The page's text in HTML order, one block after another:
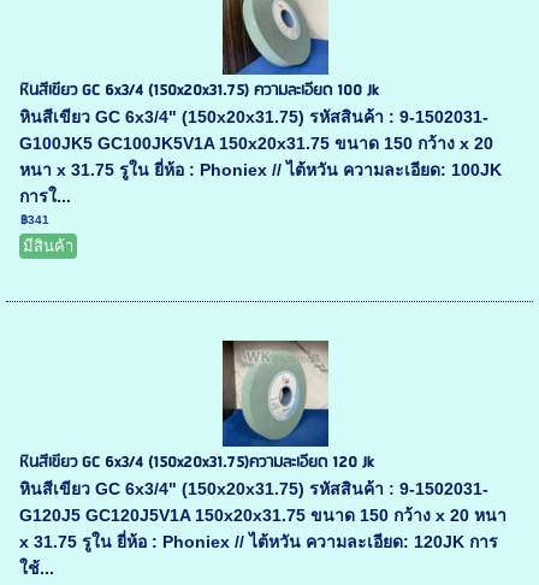
หินสีเขียว GC 6x3/4 (150x20x31.75) ความละเอียด 100 Jk
หินสีเขียว GC 6x3/4" (150x20x31.75) รหัสสินค้า : 9-1502031-
G100JK5 GC100JK5V1A 150x20x31.75 ขนาด 150 กว้าง x 20
หนา x 31.75 รูใน ยี่ห้อ : Phoniex // ไต้หวัน ความละเอียด: 100JK
การใ...
฿341
มีสินค้า
หินสีเขียว GC 6x3/4 (150x20x31.75)ความละเอียด 120 Jk
หินสีเขียว GC 6x3/4" (150x20x31.75) รหัสสินค้า : 9-1502031-
G120J5 GC120J5V1A 150x20x31.75 ขนาด 150 กว้าง x 20 หนา
x 31.75 รูใน ยี่ห้อ : Phoniex // ไต้หวัน ความละเอียด: 120JK การ
ใช้...